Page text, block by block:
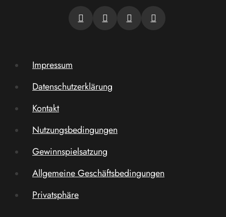
Impressum
Datenschutzerklärung
Kontakt
Nutzungsbedingungen
Gewinnspielsatzung
Allgemeine Geschäftsbedingungen
Privatsphäre